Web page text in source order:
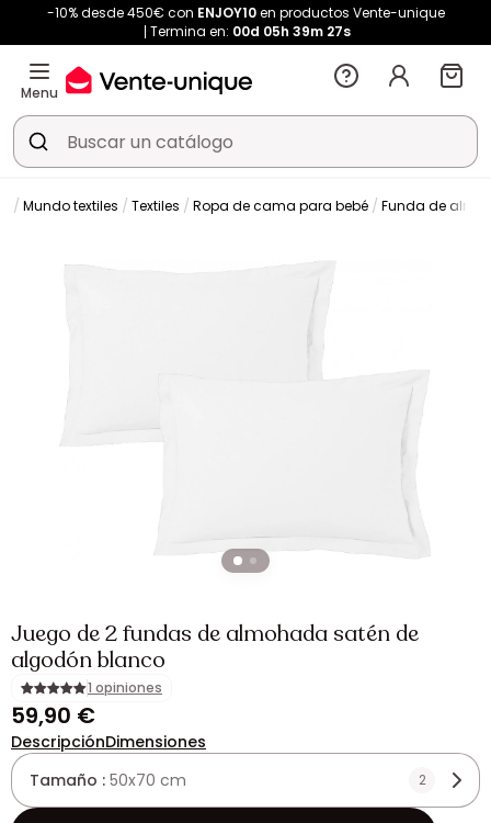
-10% desde 450€ con ENJOY10en productos Vente-unique
Termina en: 00d 05h 39m 26s
Menu
Mundo textiles Textiles Ropa de cama para bebé Funda de
Juego de 2 fundas de almohada satén de
algodón blanco
1 opiniones
59,90 €
DescripciónDimensiones
Tamaño : 50x70 cm 2